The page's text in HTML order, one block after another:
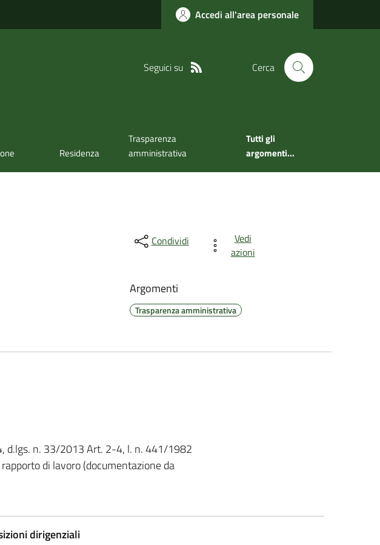
Accedi all'area personale
Seguici su Cerca
Residenza
Trasparenza
amministrativa
Tutti gli
argomenti...
Condividi
Vedi
azioni
Argomenti
Trasparenza amministrativa
d.lgs. n. 33/2013 Art. 2-4, l. n. 441/1982
di lavoro (documentazione da
dirigenziali